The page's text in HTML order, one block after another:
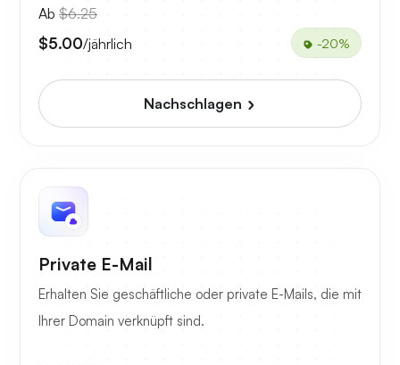
Ab $6.25
$5.00/jährlich -20%
Nachschlagen
Private E-Mail
Erhalten Sie geschäftliche oder private E-Mails, die mit
Ihrer Domain verknüpft sind.